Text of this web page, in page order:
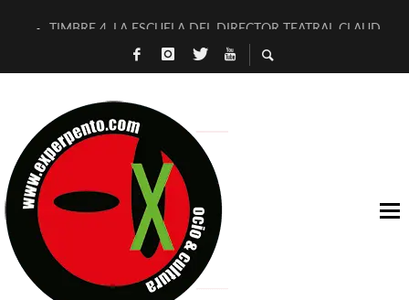
TIMBRE 4, LA ESCUELA DEL DIRECTOR TEATRAL CLAUDIO
30 AÑOS (NO ES NADA) DE LA KATARSIS DEL TOMATAZO
D’BALDOMEROS REINVENTAN [BITÁCORA 3.0] EN EXVITA
MARSHALL FLASH PRESENTA EN EXVITA [RELATIVA
JOFRE BARDAGÍ EN EXVITA INTERPRETANDO A SERRAT
YORCH PRESENTA [CURSO DE ARMONÍA PERSECUTORIA]
MAGALÍ SARE NOS EXPLICA [DESCASADA]
«NO TENGO PUTOS SUEÑOS»